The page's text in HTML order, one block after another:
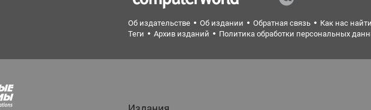
Об издательстве Об издании Обратная связь Как нас найти
Теги
Архив изданий Политика обработки персональных